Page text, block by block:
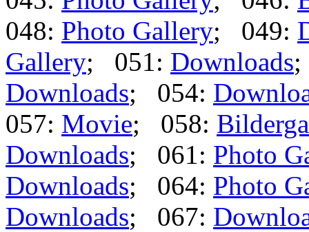
048: Photo Gallery; 049:
Gallery; 051: Downloads
Downloads; 054:
057: Movie; 058:
Downloads; 061: Photo
Downloads; 064: Photo
Downloads; 067: